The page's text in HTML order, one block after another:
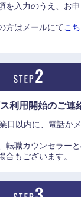
を入力のうえ、お
方はメールにてこ
利用開始のご連
日以内に、電話か
転職カウンセラー
合もございます。
広島県
徳島県
愛媛県